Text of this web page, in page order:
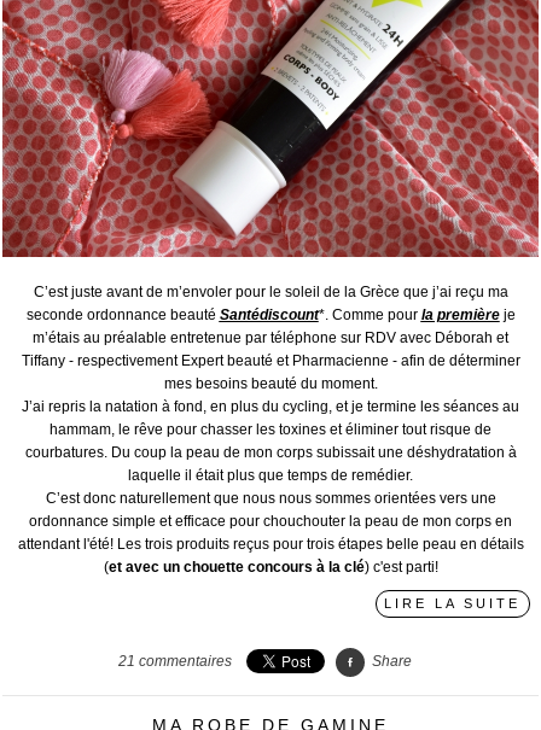
C’est juste avant de m’envoler pour le soleil de la Grèce que j’ai reçu ma
seconde ordonnance beauté Santédiscount*. Comme pour la premièreje
m’étais au préalable entretenue par téléphone sur RDV avec Déborah et
Tiffany - respectivement Expert beauté et Pharmacienne - afin de déterminer
mes besoins beauté du moment.
J’ai repris la natation à fond, en plus du cycling, et je termine les séances au
hammam, le rêve pour chasser les toxines et éliminer tout risque de
courbatures. Du coup la peau de mon corps subissait une déshydratation à
laquelle il était plus que temps de remédier.
C’est donc naturellement que nous nous sommes orientées vers une
ordonnance simple et efficace pour chouchouter la peau de mon corps en
attendant l'été! Les trois produits reçus pour trois étapes belle peau en détails
(et avec un chouette concours à la clé) c'est parti!
LIRE LA SUITE
21 commentaires Share
MA ROBE DE GAMINE